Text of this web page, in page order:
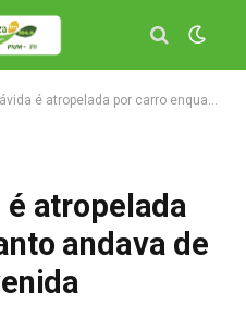
por carro enquanto andava de bicicleta em avenida
atropelada
andava de